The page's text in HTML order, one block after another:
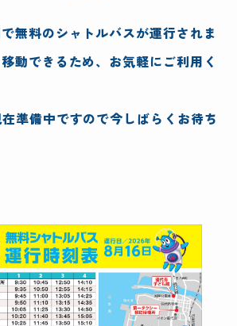
無料のシャトルバスが運行されま
動できるため、お気軽にご利用く
準備中ですので今しばらくお待ち